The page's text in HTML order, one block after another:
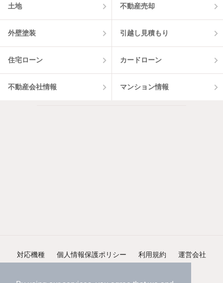
土地 不動産売却
外壁塗装 引越し見積もり
住宅ローン カードローン
不動産会社情報 マンション情報
対応機種 個人情報保護ポリシー 利用規約 運営会社